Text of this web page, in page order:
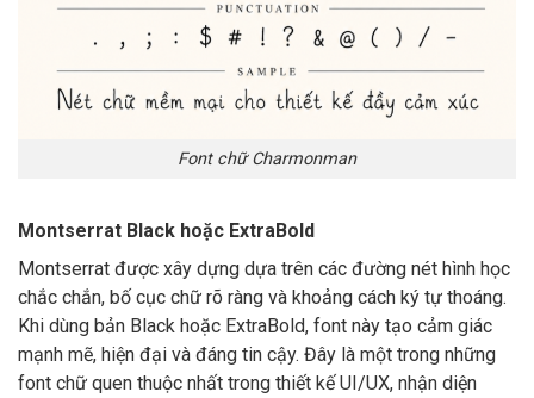
Font chữ Charmonman
Montserrat Black hoặc ExtraBold
Montserrat được xây dựng dựa trên các đường nét hình học
chắc chắn, bố cục chữ rõ ràng và khoảng cách ký tự thoáng.
Khi dùng bản Black hoặc ExtraBold, font này tạo cảm giác
mạnh mẽ, hiện đại và đáng tin cậy. Đây là một trong những
font chữ quen thuộc nhất trong thiết kế UI/UX, nhận diện